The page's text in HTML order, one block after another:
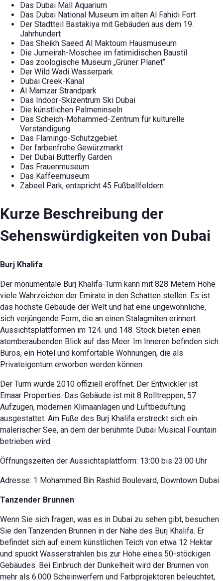
Das Dubai Mall Aquarium
Das Dubai National Museum im alten Al Fahidi Fort
Der Stadtteil Bastakiya mit Gebäuden aus dem 19.
Jahrhundert
Das Sheikh Saeed Al Maktoum Hausmuseum
Die Jumeirah-Moschee im fatimidischen Baustil
Das zoologische Museum „Grüner Planet“
Der Wild Wadi Wasserpark
Dubai Creek-Kanal
Al Mamzar Strandpark
Das Indoor-Skizentrum Ski Dubai
Die künstlichen Palmeninseln
Das Scheich-Mohammed-Zentrum für kulturelle
Verständigung
Das Flamingo-Schutzgebiet
Der farbenfrohe Gewürzmarkt
Der Dubai Butterfly Garden
Das Frauenmuseum
Das Kaffeemuseum
Zabeel Park, entspricht 45 Fußballfeldern
Kurze Beschreibung der
Sehenswürdigkeiten von Dubai
Burj Khalifa
Der monumentale Burj Khalifa-Turm kann mit 828 Metern Höhe
viele Wahrzeichen der Emirate in den Schatten stellen. Es ist
das höchste Gebäude der Welt und hat eine ungewöhnliche,
sich verjüngende Form, die an einen Stalagmiten erinnert.
Aussichtsplattformen im 124. und 148. Stock bieten einen
atemberaubenden Blick auf das Meer. Im Inneren befinden sich
Büros, ein Hotel und komfortable Wohnungen, die als
Privateigentum erworben werden können.
Der Turm wurde 2010 offiziell eröffnet. Der Entwickler ist
Emaar Properties. Das Gebäude ist mit 8 Rolltreppen, 57
Aufzügen, modernen Klimaanlagen und Luftbeduftung
ausgestattet. Am Fuße des Burj Khalifa erstreckt sich ein
malerischer See, an dem der berühmte Dubai Musical Fountain
betrieben wird.
Öffnungszeiten der Aussichtsplattform: 13:00 bis 23:00 Uhr
Adresse: 1 Mohammed Bin Rashid Boulevard, Downtown Dubai
Tanzender Brunnen
Wenn Sie sich fragen, was es in Dubai zu sehen gibt, besuchen
Sie den Tanzenden Brunnen in der Nähe des Burj Khalifa. Er
befindet sich auf einem künstlichen Teich von etwa 12 Hektar
und spuckt Wasserstrahlen bis zur Höhe eines 50-stöckigen
Gebäudes. Bei Einbruch der Dunkelheit wird der Brunnen von
mehr als 6.000 Scheinwerfern und Farbprojektoren beleuchtet,